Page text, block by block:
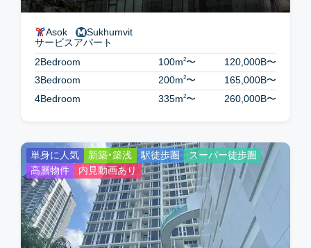
Asok Sukhumvit
サービスアパート
2Bedroom
100m2〜 120,000B〜
3Bedroom
200m2〜 165,000B〜
4Bedroom
335m2〜 260,000B〜
単身に人気 新築・築浅 駅徒歩圏
スーパー徒歩圏
高層物件
内見動画あり